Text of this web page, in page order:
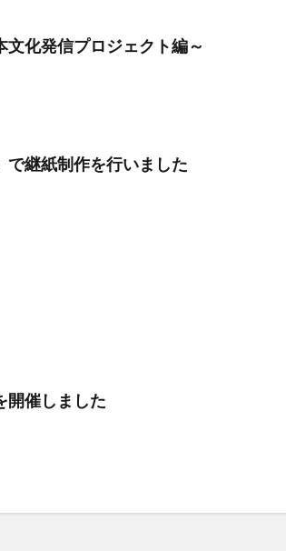
化発信プロジェクト編～
で継紙制作を行いました
開催しました